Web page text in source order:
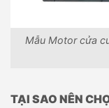
Mẫu Motor cửa
TẠI SAO NÊN